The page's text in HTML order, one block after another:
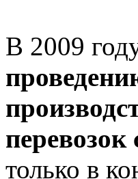
В 2009
перевозок
только в